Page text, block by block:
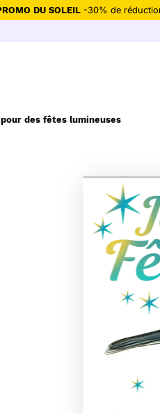
DU SOLEIL-30% de
des fêtes lumineuses